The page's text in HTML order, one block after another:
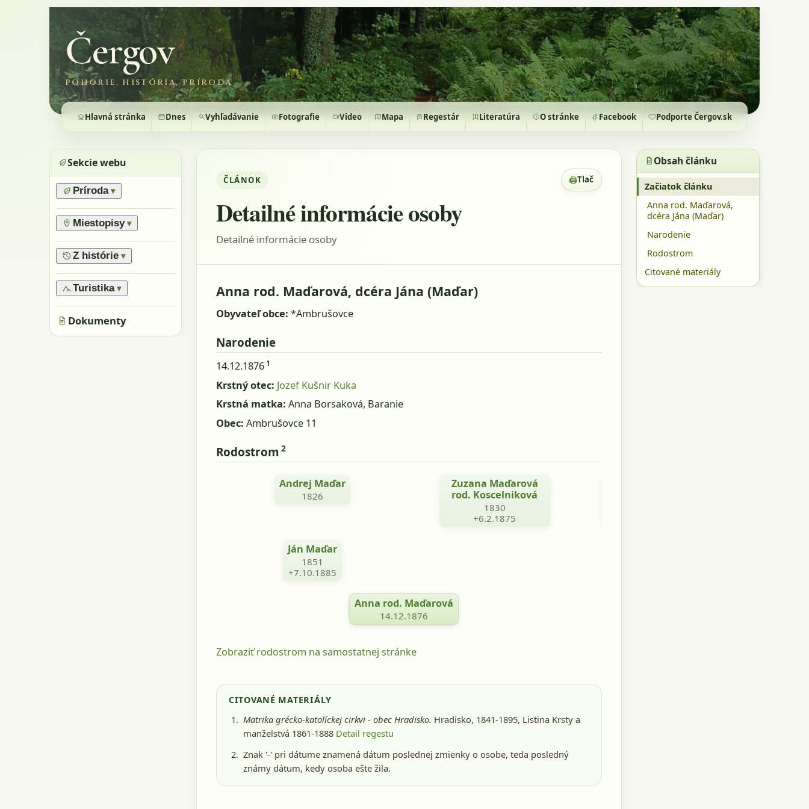
Čergov
POHORIE, HISTÓRIA, PRÍRODA
Hlavná stránka Dnes Vyhľadávanie Fotografie Video Mapa Regestár Literatúra O stránke Facebook Podporte Čergov.sk
Sekcie webu
Príroda ▾
›Prírodné pomery
›Lesy
›Flóra
›Výnimočné stromy
Miestopisy ▾
›Prírodné rezervácie
›Vrchy
›Pamiatky
›Skaly, kamene
Z histórie ▾
›Všeobecne
›Obyvatelia
Turistika ▾
›Značené trasy
›Neznačené trasy
Dokumenty
ČLÁNOK 🖨Tlač
Zobrazenie pre tlač
Detailné informácie osoby
Detailné informácie osoby
Anna rod. Maďarová, dcéra Jána (Maďar)
Obyvateľ obce: *Ambrušovce
Narodenie
14.12.18761
Krstný otec: Jozef Kušnir Kuka
Krstná matka: Anna Borsaková, Baranie
Obec: Ambrušovce 11
Rodostrom 2
Andrej Maďar
1826
Zuzana Maďarová
rod. Koscelniková
1830
+6.2.1875
Ján Maďar
1851
+7.10.1885
Anna rod. Maďarová
14.12.1876
Zobraziť rodostrom na samostatnej stránke
CITOVANÉ MATERIÁLY
Matrika grécko-katolíckej cirkvi - obec Hradisko. Hradisko, 1841-1895, Listina Krsty a
manželstvá 1861-1888 Detail regestu
Znak '-' pri dátume znamená dátum poslednej zmienky o osobe, teda posledný
známy dátum, kedy osoba ešte žila.
Obsah článku
Začiatok článku
Anna rod. Maďarová,
dcéra Jána (Maďar)
Narodenie
Rodostrom
Citované materiály